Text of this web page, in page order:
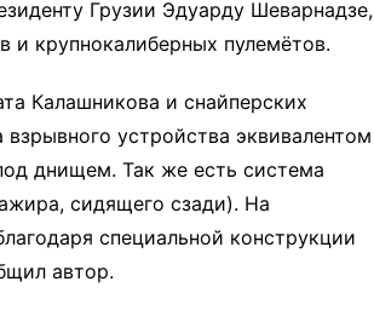
Грузии Эдуарду Шеварнадзе,
и крупнокалиберных пулемётов.
Калашникова и снайперских
устройства эквивалентом
днищем. Так же есть система
сидящего сзади). На
специальной конструкции
автор.